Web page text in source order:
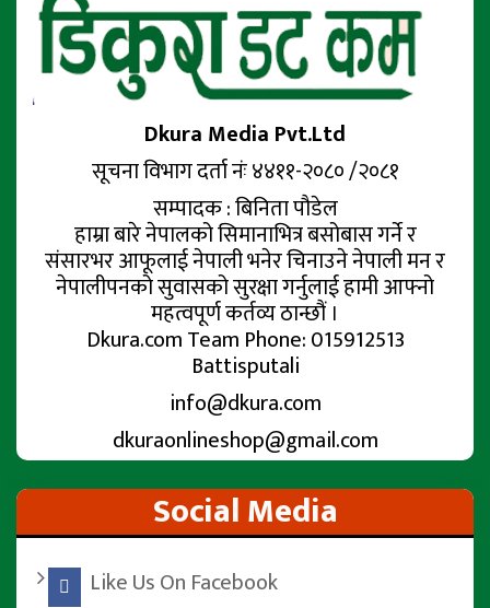
Dkura Media Pvt.Ltd
सूचना विभाग दर्ता नंः ४४११-२०८० /२०८१
सम्पादक : बिनिता पौडेल
हाम्रा बारे नेपालको सिमानाभित्र बसोबास गर्ने र
संसारभर आफूलाई नेपाली भनेर चिनाउने नेपाली मन र
नेपालीपनको सुवासको सुरक्षा गर्नुलाई हामी आफ्नो
महत्वपूर्ण कर्तव्य ठान्छौं ।
Dkura.com Team Phone: 015912513
Battisputali
info@dkura.com
dkuraonlineshop@gmail.com
Social Media
Like Us On Facebook